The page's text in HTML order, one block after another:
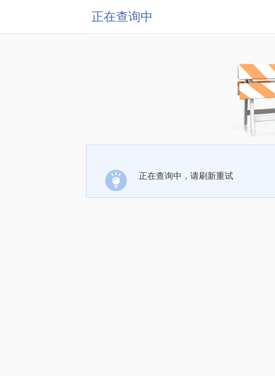
正在查询中
正在查询中，请刷新重试